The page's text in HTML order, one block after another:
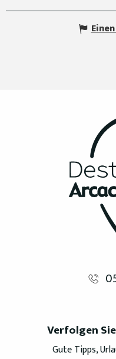
Verfolgen
Gute Tipps,